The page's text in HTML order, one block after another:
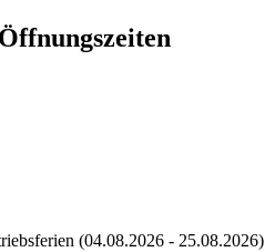
(04.08.2026 - 25.08.2026)